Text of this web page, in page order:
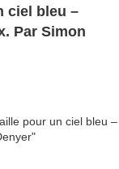
ciel bleu –
Par Simon